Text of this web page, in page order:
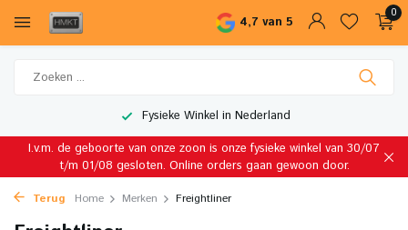
4,7 van 5
0
Fysieke Winkel in Nederland
I.v.m. de geboorte van onze zoon is onze fysieke winkel van 30/07
t/m 01/08 gesloten. Online orders gaan gewoon door.
Terug Home Merken Freightliner